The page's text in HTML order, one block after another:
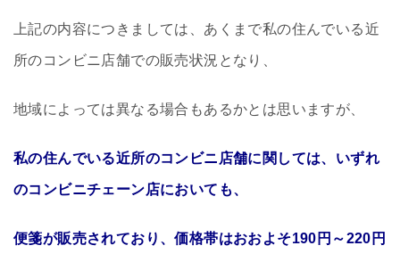
上記の内容につきましては、あくまで私の住んでいる近
所のコンビニ店舗での販売状況となり、
地域によっては異なる場合もあるかとは思いますが、
私の住んでいる近所のコンビニ店舗に関しては、いずれ
のコンビニチェーン店においても、
便箋が販売されており、価格帯はおおよそ190円～220円